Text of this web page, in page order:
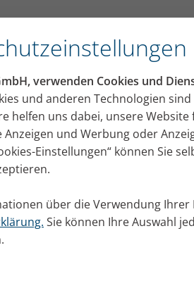
verwenden Cookies und
und anderen Technologien
helfen uns dabei, unsere Website
und Werbung oder
Einstellungen“ können Sie
über die Verwendung Ihrer
Sie können Ihre Auswahl